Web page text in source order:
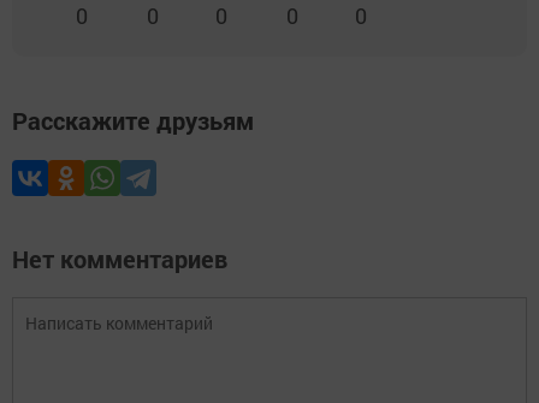
0 0 0 0 0
Расскажите друзьям
Нет комментариев